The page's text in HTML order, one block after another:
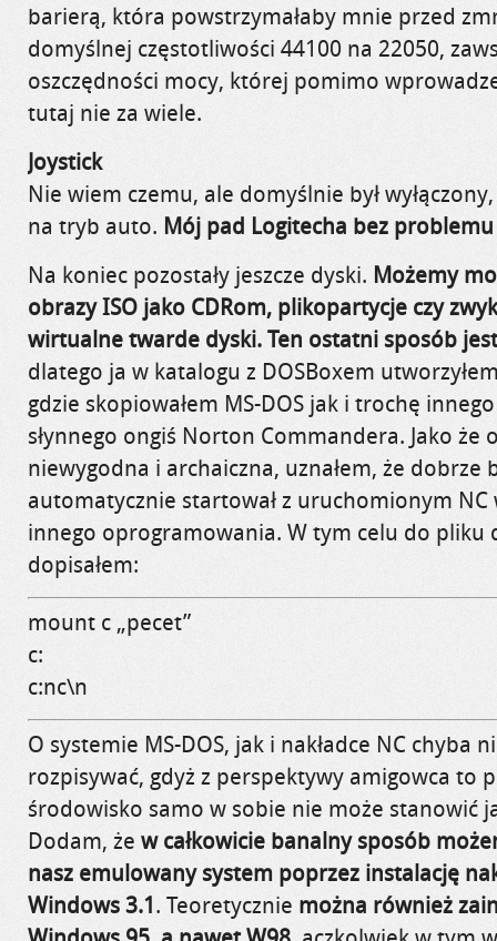
barierą, która powstrzymałaby mnie przed
domyślnej częstotliwości 44100 na 22050,
oszczędności mocy, której pomimo
tutaj nie za wiele.
Joystick
Nie wiem czemu, ale domyślnie był
na tryb auto. Mój pad Logitecha bez
Na koniec pozostały jeszcze dyski. Możemy
obrazy ISO jako CDRom, plikopartycje czy
wirtualne twarde dyski. Ten ostatni sposób
dlatego ja w katalogu z DOSBoxem
gdzie skopiowałem MS-DOS jak i trochę
słynnego ongiś Norton Commandera. Jako że
niewygodna i archaiczna, uznałem, że dobrze
automatycznie startował z uruchomionym NC
innego oprogramowania. W tym celu do pliku
dopisałem:
mount c „pecet”
c:
c:nc\n
O systemie MS-DOS, jak i nakładce NC chyba
rozpisywać, gdyż z perspektywy amigowca to
środowisko samo w sobie nie może stanowić
Dodam, że w całkowicie banalny sposób
nasz emulowany system poprzez instalację
Windows 3.1. Teoretycznie można również